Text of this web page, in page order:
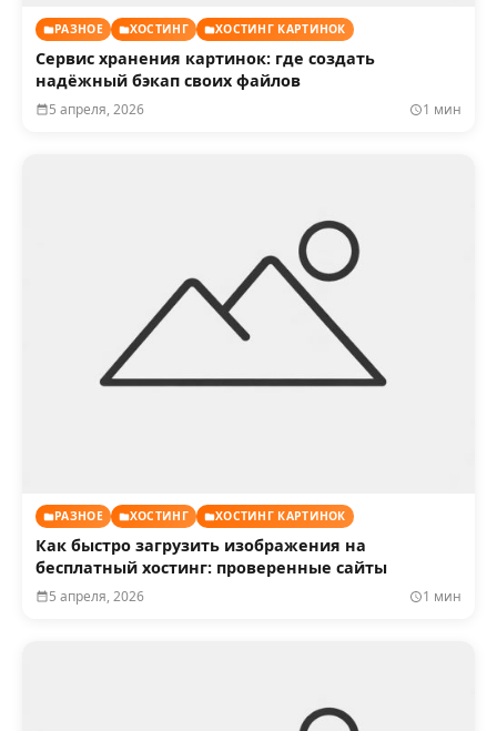
РАЗНОЕ ХОСТИНГ ХОСТИНГ КАРТИНОК
Сервис хранения картинок: где создать
надёжный бэкап своих файлов
5 апреля, 2026 1 мин
РАЗНОЕ ХОСТИНГ ХОСТИНГ КАРТИНОК
Как быстро загрузить изображения на
бесплатный хостинг: проверенные сайты
5 апреля, 2026 1 мин